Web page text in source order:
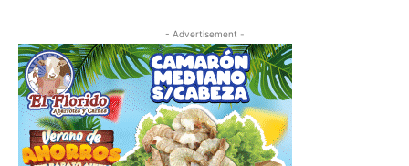
- Advertisement -